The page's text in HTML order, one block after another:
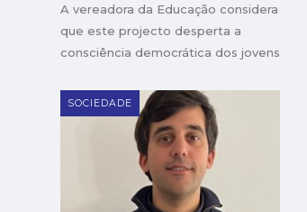
A vereadora da Educação considera
que este projecto desperta a
consciência democrática dos jovens
SOCIEDADE